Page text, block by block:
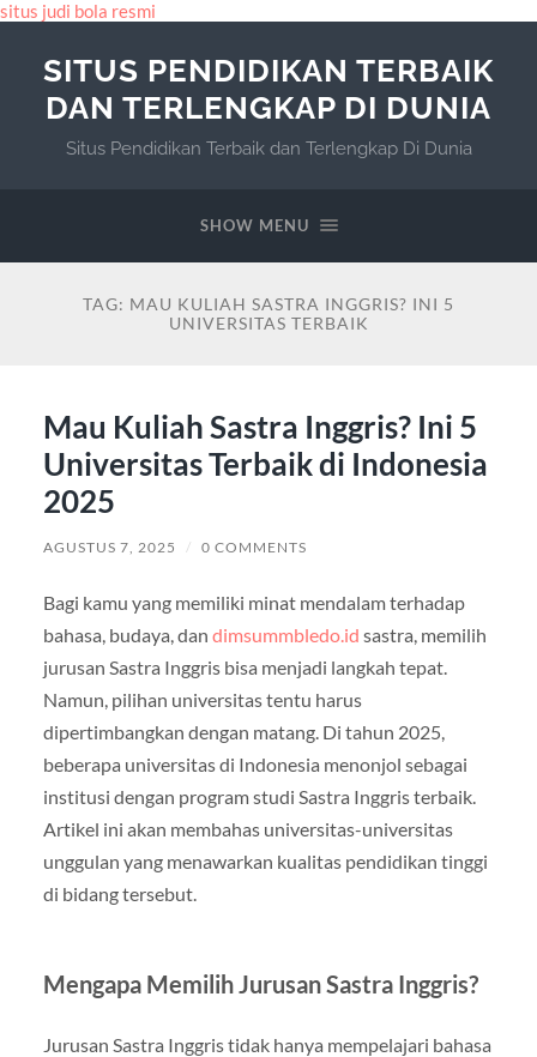
situs judi bola resmi
SITUS PENDIDIKAN TERBAIK
DAN TERLENGKAP DI DUNIA
Situs Pendidikan Terbaik dan Terlengkap Di Dunia
SHOW MENU
TAG: MAU KULIAH SASTRA INGGRIS? INI 5
UNIVERSITAS TERBAIK
Mau Kuliah Sastra Inggris? Ini 5
Universitas Terbaik di Indonesia
2025
AGUSTUS 7, 2025 / 0 COMMENTS
Bagi kamu yang memiliki minat mendalam terhadap
bahasa, budaya, dan dimsummbledo.id sastra, memilih
jurusan Sastra Inggris bisa menjadi langkah tepat.
Namun, pilihan universitas tentu harus
dipertimbangkan dengan matang. Di tahun 2025,
beberapa universitas di Indonesia menonjol sebagai
institusi dengan program studi Sastra Inggris terbaik.
Artikel ini akan membahas universitas-universitas
unggulan yang menawarkan kualitas pendidikan tinggi
di bidang tersebut.
Mengapa Memilih Jurusan Sastra Inggris?
Jurusan Sastra Inggris tidak hanya mempelajari bahasa